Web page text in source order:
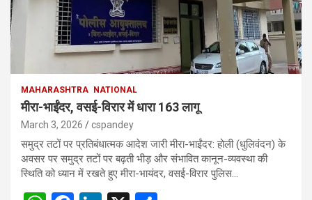
MAHARASHTRA NATIONAL
मीरा-भाईंदर, वसई-विरार में धारा 163 लागू
March 3, 2026 cspandey
समुद्र तटों पर प्रतिबंधात्मक आदेश जारी मीरा-भाईंदर: होली (धुलिवंदन) के
अवसर पर समुद्र तटों पर बढ़ती भीड़ और संभावित कानून-व्यवस्था की
स्थिति को ध्यान में रखते हुए मीरा-भायंदर, वसई-विरार पुलिस…